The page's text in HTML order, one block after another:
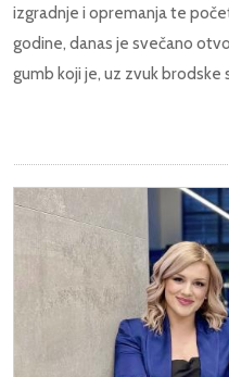
izgradnje i opremanja te
godine, danas je svečano
gumb koji je, uz zvuk